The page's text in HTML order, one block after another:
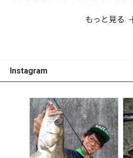
ションはそのままに、最大深度をオ
グビュー」について煮詰めた、メガ
り込んだ爆釣ミノーです。
もっと見る
Instagram